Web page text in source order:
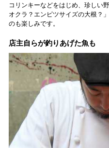
コリンキーなどをはじめ、珍しい
オクラ？エンピツサイズの大根？
のも楽しみです。
店主自らが釣りあげた魚も